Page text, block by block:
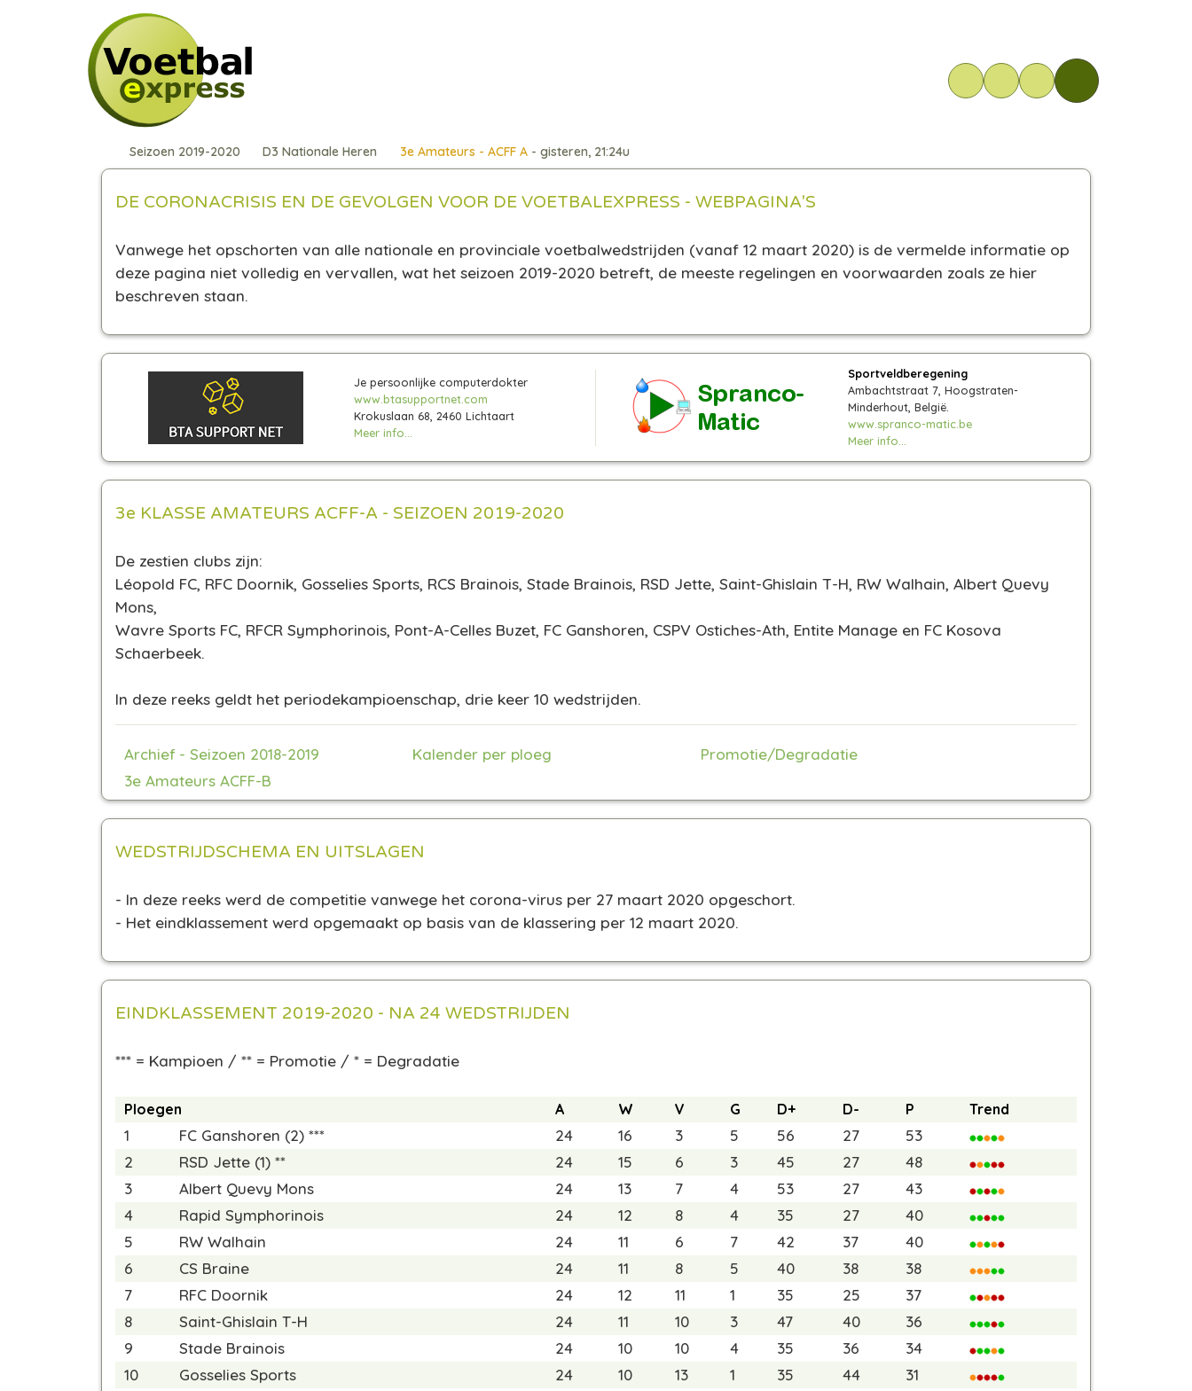
Seizoen 2019-2020 D3 Nationale Heren 3e Amateurs - ACFF A- gisteren, 21:24u
DE CORONACRISIS EN DE GEVOLGEN VOOR DE VOETBALEXPRESS - WEBPAGINA'S
Vanwege het opschorten van alle nationale en provinciale voetbalwedstrijden (vanaf 12 maart 2020) is de vermelde informatie op
deze pagina niet volledig en vervallen, wat het seizoen 2019-2020 betreft, de meeste regelingen en voorwaarden zoals ze hier
beschreven staan.
Je persoonlijke computerdokter
www.btasupportnet.com
Krokuslaan 68, 2460 Lichtaart
Meer info...
Sportveldberegening
Ambachtstraat 7, Hoogstraten-
Minderhout, België.
www.spranco-matic.be
Meer info...
3e KLASSE AMATEURS ACFF-A - SEIZOEN 2019-2020
De zestien clubs zijn:
Léopold FC, RFC Doornik, Gosselies Sports, RCS Brainois, Stade Brainois, RSD Jette, Saint-Ghislain T-H, RW Walhain, Albert Quevy
Mons,
Wavre Sports FC, RFCR Symphorinois, Pont-A-Celles Buzet, FC Ganshoren, CSPV Ostiches-Ath, Entite Manage en FC Kosova
Schaerbeek.
In deze reeks geldt het periodekampioenschap, drie keer 10 wedstrijden.
Archief - Seizoen 2018-2019 Kalender per ploeg
Promotie/Degradatie
3e Amateurs ACFF-B
WEDSTRIJDSCHEMA EN UITSLAGEN
- In deze reeks werd de competitie vanwege het corona-virus per 27 maart 2020 opgeschort.
- Het eindklassement werd opgemaakt op basis van de klassering per 12 maart 2020.
EINDKLASSEMENT 2019-2020 - NA 24 WEDSTRIJDEN
*** = Kampioen / ** = Promotie / * = Degradatie
Ploegen A W V G D+ D- P Trend
1 FC Ganshoren (2) *** 24 16 3 5 56 27
53
2
RSD Jette (1) ** 24 15 6 3 45 27
48
3
Albert Quevy Mons 24 13 7 4 53 27
43
4
Rapid Symphorinois 24 12 8 4 35 27
40
5
RW Walhain 24 11 6 7 42 37
40
6
CS Braine 24 11 8 5 40 38
38
7
RFC Doornik 24 12 11 1 35 25
37
8
Saint-Ghislain T-H 24 11 10 3 47 40
36
9
Stade Brainois 24 10 10 4 35 36
34
10
Gosselies Sports 24 10 13 1 35 44
31